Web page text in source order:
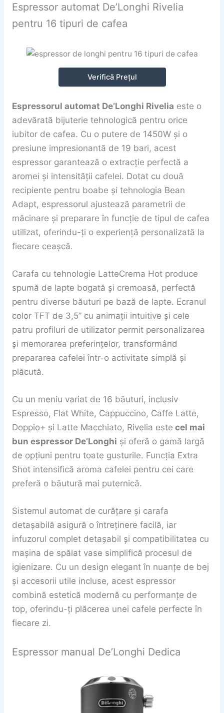
Espressor automat De’Longhi Rivelia
pentru 16 tipuri de cafea
Verifică Prețul
Espressorul automat De’Longhi Rivelia este o
adevărată bijuterie tehnologică pentru orice
iubitor de cafea. Cu o putere de 1450W și o
presiune impresionantă de 19 bari, acest
espressor garantează o extracție perfectă a
aromei și intensității cafelei. Dotat cu două
recipiente pentru boabe și tehnologia Bean
Adapt, espressorul ajustează parametrii de
măcinare și preparare în funcție de tipul de cafea
utilizat, oferindu-ți o experiență personalizată la
fiecare ceașcă.
Carafa cu tehnologie LatteCrema Hot produce
spumă de lapte bogată și cremoasă, perfectă
pentru diverse băuturi pe bază de lapte. Ecranul
color TFT de 3,5” cu animații intuitive și cele
patru profiluri de utilizator permit personalizarea
și memorarea preferințelor, transformând
prepararea cafelei într-o activitate simplă și
plăcută.
Cu un meniu variat de 16 băuturi, inclusiv
Espresso, Flat White, Cappuccino, Caffe Latte,
Doppio+ și Latte Macchiato, Rivelia este cel mai
bun espressor De’Longhi și oferă o gamă largă
de opțiuni pentru toate gusturile. Funcția Extra
Shot intensifică aroma cafelei pentru cei care
preferă o băutură mai puternică.
Sistemul automat de curățare și carafa
detașabilă asigură o întreținere facilă, iar
infuzorul complet detașabil și compatibilitatea cu
mașina de spălat vase simplifică procesul de
igienizare. Cu un design elegant în nuanțe de bej
și accesorii utile incluse, acest espressor
combină estetică modernă cu performanțe de
top, oferindu-ți plăcerea unei cafele perfecte în
fiecare zi.
Espressor manual De’Longhi Dedica